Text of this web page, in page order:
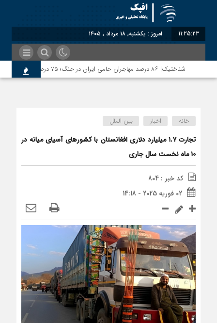
11:25:23 امروز : یکشنبه, ۱۸ مرداد , ۱۴۰۵
شناختیک| ۸۶ درصد مهاجران حامی ایران در جنگ؛ ۷۵ درصد مهاجران دولت چهاردهم را خیرخواه خود نمی‌دانند
خانه اخبار بین الملل
تجارت ۱.۷ میلیارد دلاری افغانستان با کشورهای آسیای میانه در
۱۰ ماه نخست سال جاری
کد خبر : 804
02 فوریه 2025 - 14:18